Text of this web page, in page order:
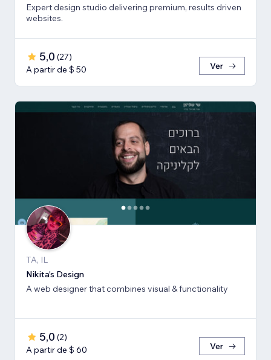
Expert design studio delivering premium, results driven
websites.
5,0 (27)
A partir de $ 50
Ver
TA, IL
Nikita's Design
A web designer that combines visual & functionality
5,0 (2)
A partir de $ 60
Ver